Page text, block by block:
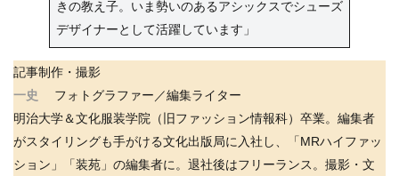
きの教え子。いま勢いのあるアシックスでシューズ
デザイナーとして活躍しています」
記事制作・撮影
一史
フォトグラファー／編集ライター
明治大学＆文化服装学院（旧ファッション情報科）卒業。編集者
がスタイリングも手がける文化出版局に入社し、「MRハイファッ
ション」「装苑」の編集者に。退社後はフリーランス。撮影・文